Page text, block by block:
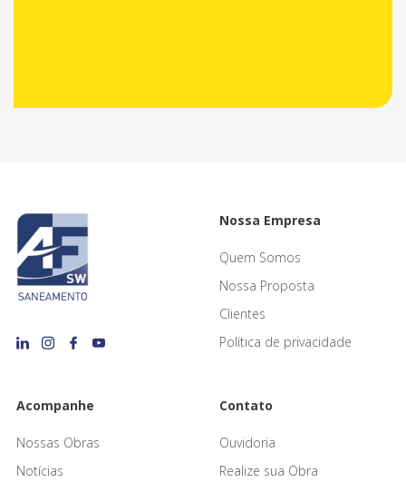
Nossa Empresa
Quem Somos
Nossa Proposta
Clientes
Política de privacidade
Acompanhe
Nossas Obras
Notícias
Contato
Ouvidoria
Realize sua Obra